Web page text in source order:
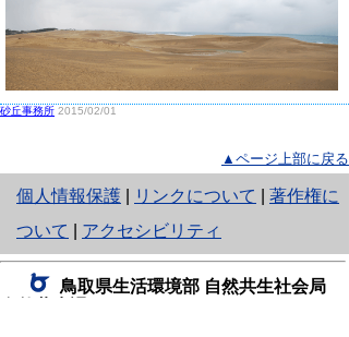
砂丘事務所 2015/02/01
▲ページ上部に戻る
個人情報保護
と
り
ネ
ッ
リンクについて
著作権に
ついて
アクセシビリティ
鳥取県生活環境部 自然共生社会局